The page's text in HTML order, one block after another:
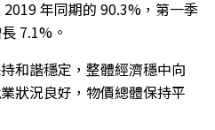
年同期的 90.3%，第一季
7.1%。
和諧穩定，整體經濟穩中向
狀況良好，物價總體保持平